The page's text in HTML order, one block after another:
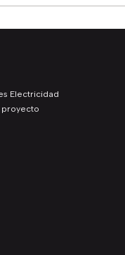
Electricidad
proyecto